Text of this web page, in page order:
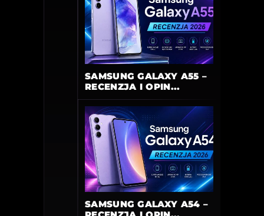
SAMSUNG GALAXY A55 –
RECENZJA I OPIN...
SAMSUNG GALAXY A54 –